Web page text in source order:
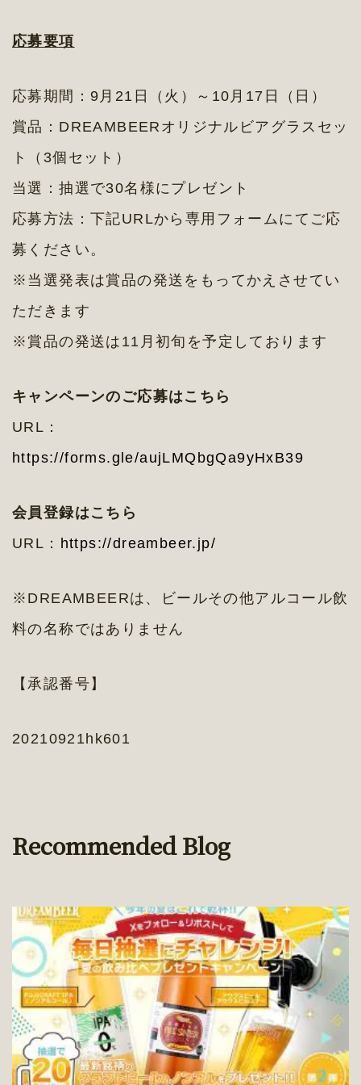
応募要項
応募期間：9月21日（火）～10月17日（日）
賞品：DREAMBEERオリジナルビアグラスセッ
ト（3個セット）
当選：抽選で30名様にプレゼント
応募方法：下記URLから専用フォームにてご応
募ください。
※当選発表は賞品の発送をもってかえさせてい
ただきます
※賞品の発送は11月初旬を予定しております
キャンペーンのご応募はこちら
URL：
https://forms.gle/aujLMQbgQa9yHxB39
会員登録はこちら
URL： https://dreambeer.jp/
※DREAMBEERは、ビールその他アルコール飲
料の名称ではありません
【承認番号】
20210921hk601
Recommended Blog